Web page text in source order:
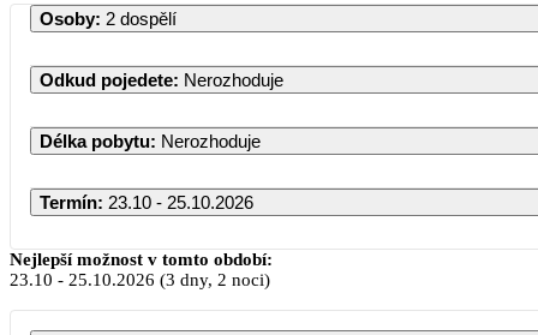
Osoby: 2 dospělí
Odkud pojedete: Nerozhoduje
Délka pobytu: Nerozhoduje
Termín: 23.10 - 25.10.2026
PO
Nejlepší možnost v tomto období:
23.10 - 25.10.2026 (3 dny, 2 noci)